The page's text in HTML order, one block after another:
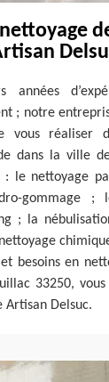
années
; notre
vous réaliser
dans la ville
: le nettoyage
gommage
; la
besoins en
33250,
Delsuc.